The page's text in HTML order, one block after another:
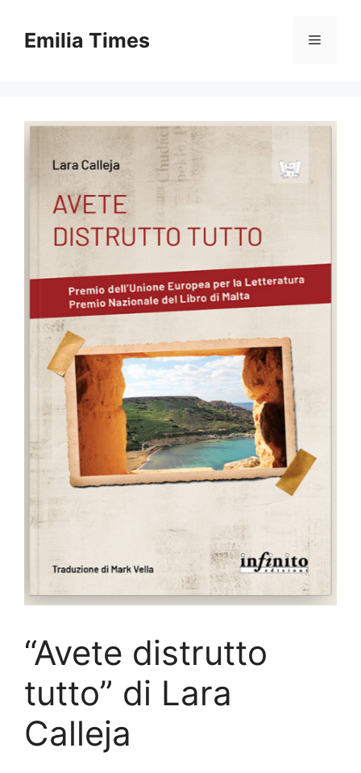
contentEmilia Times Menu
“Avete distrutto
tutto” di Lara
Calleja